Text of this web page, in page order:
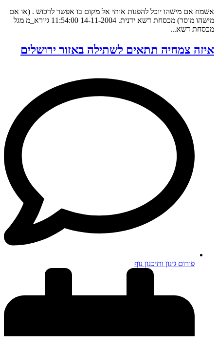
אשמח אם מישהו יוכל להפנות אותי אל מקום בו אפשר לרכוש . (או אם
מישהו מוסר) מכסחת דשא ידנית. 14-11-2004 11:54:00 גיורא_מ מגל
מכסחת דשא...
איזה צמחיה תתאים לשתילה באזור ירושלים
פורום גינון ותיכנון נוף